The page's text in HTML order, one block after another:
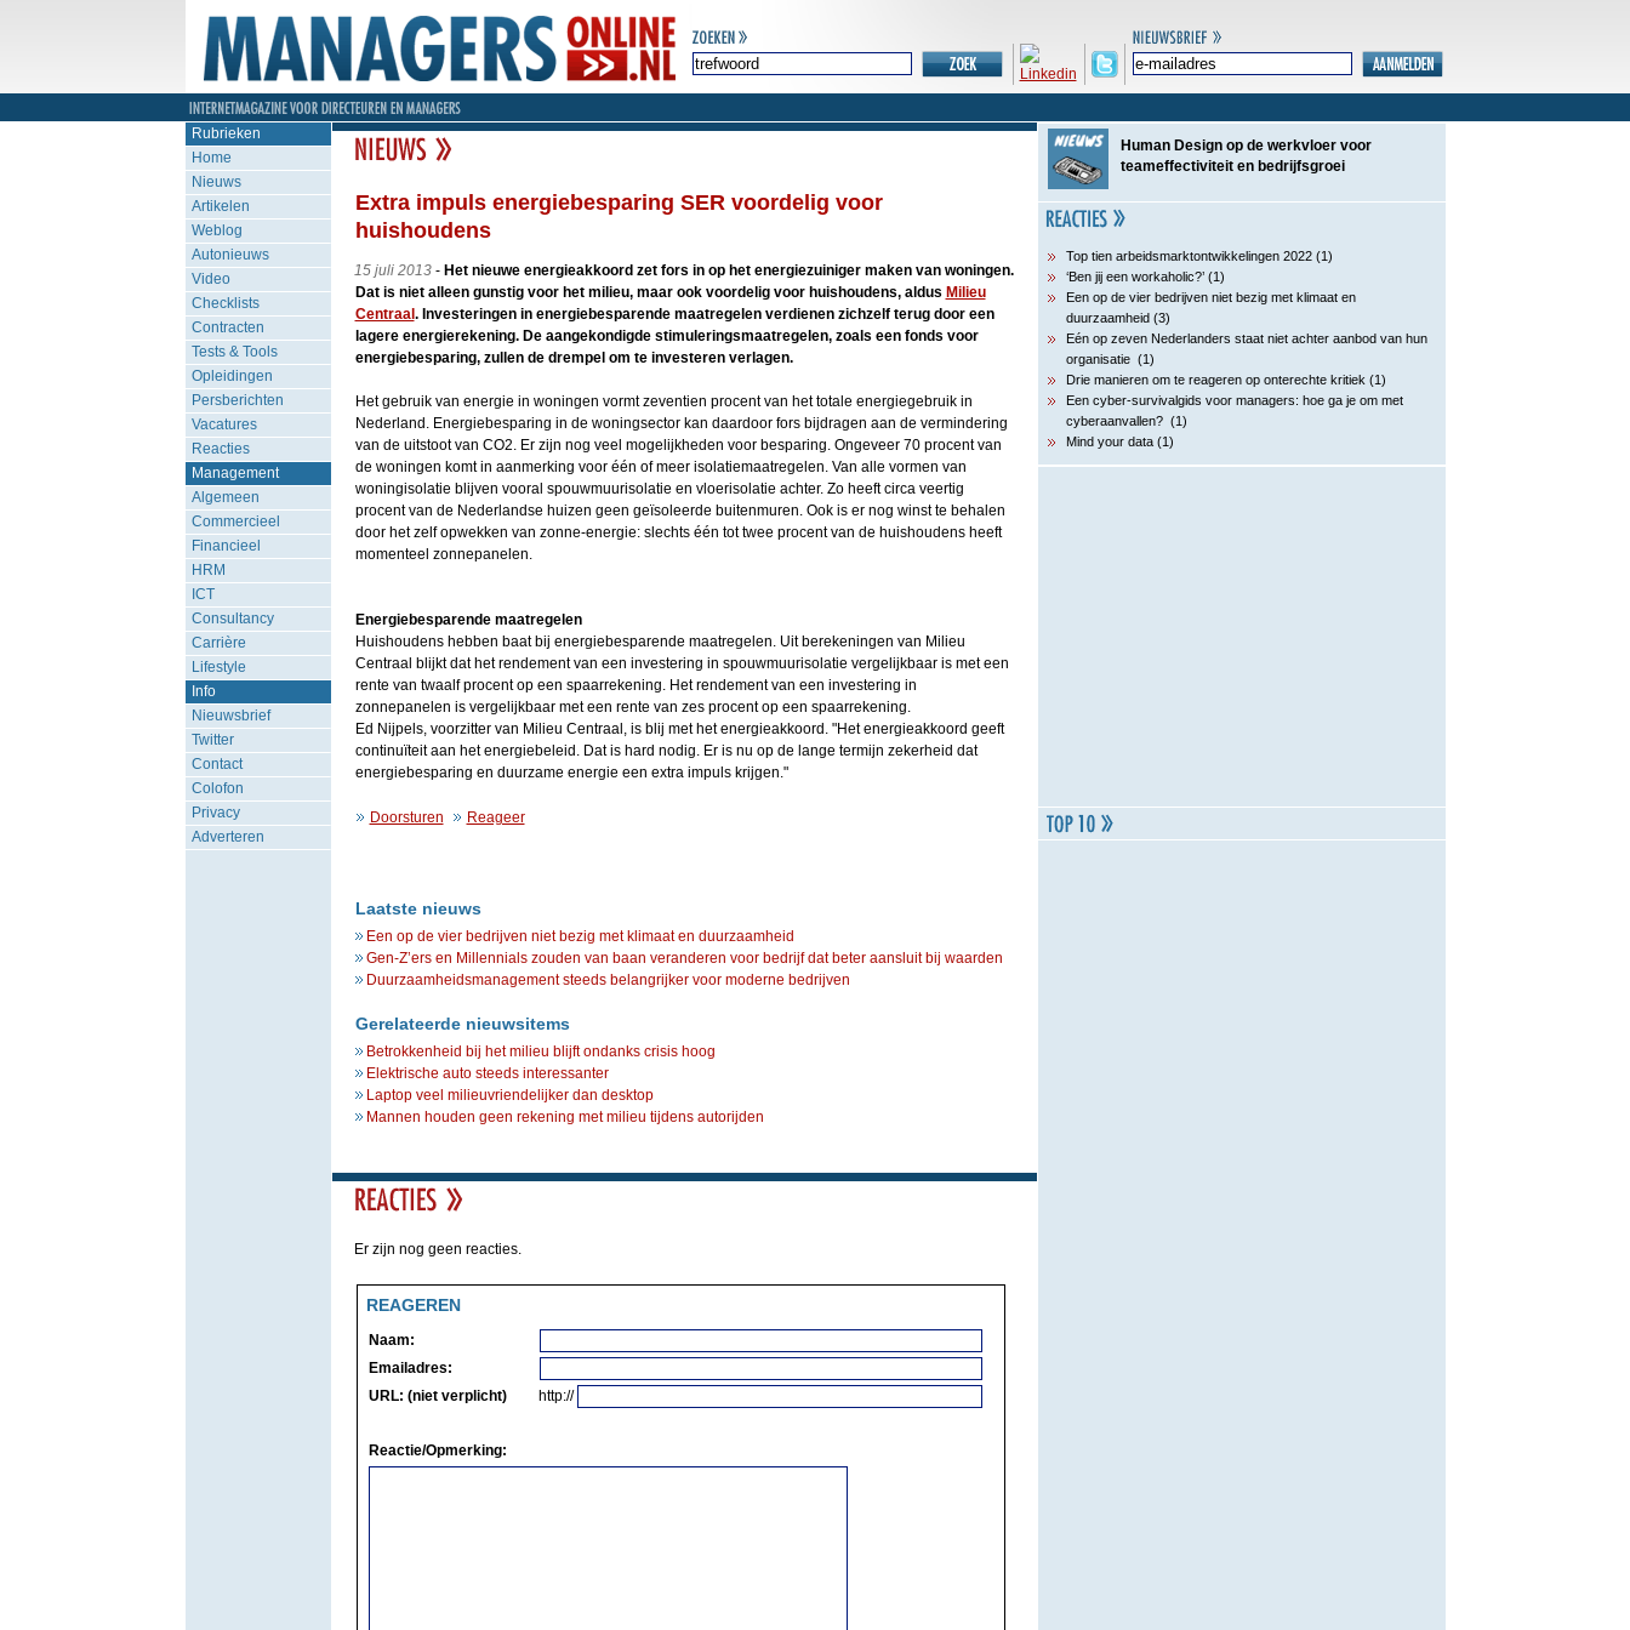
Rubrieken
Home
Nieuws
Artikelen
Weblog
Autonieuws
Video
Checklists
Contracten
Tests & Tools
Opleidingen
Persberichten
Vacatures
Reacties
Management
Algemeen
Commercieel
Financieel
HRM
ICT
Consultancy
Carrière
Lifestyle
Info
Nieuwsbrief
Twitter
Contact
Colofon
Privacy
Adverteren
Extra impuls energiebesparing SER voordelig voor
huishoudens
15 juli 2013- Het nieuwe energieakkoord zet fors in op het energiezuiniger maken van woningen.
Dat is niet alleen gunstig voor het milieu, maar ook voordelig voor huishoudens, aldus Milieu
Centraal . Investeringen in energiebesparende maatregelen verdienen zichzelf terug door een
lagere energierekening. De aangekondigde stimuleringsmaatregelen, zoals een fonds voor
energiebesparing, zullen de drempel om te investeren verlagen.
Het gebruik van energie in woningen vormt zeventien procent van het totale energiegebruik in
Nederland. Energiebesparing in de woningsector kan daardoor fors bijdragen aan de vermindering
van de uitstoot van CO2. Er zijn nog veel mogelijkheden voor besparing. Ongeveer 70 procent van
de woningen komt in aanmerking voor één of meer isolatiemaatregelen. Van alle vormen van
woningisolatie blijven vooral spouwmuurisolatie en vloerisolatie achter. Zo heeft circa veertig
procent van de Nederlandse huizen geen geïsoleerde buitenmuren. Ook is er nog winst te behalen
door het zelf opwekken van zonne-energie: slechts één tot twee procent van de huishoudens heeft
momenteel zonnepanelen.
Energiebesparende maatregelen
Huishoudens hebben baat bij energiebesparende maatregelen. Uit berekeningen van Milieu
Centraal blijkt dat het rendement van een investering in spouwmuurisolatie vergelijkbaar is met een
rente van twaalf procent op een spaarrekening. Het rendement van een investering in
zonnepanelen is vergelijkbaar met een rente van zes procent op een spaarrekening.
Ed Nijpels, voorzitter van Milieu Centraal, is blij met het energieakkoord. "Het energieakkoord geeft
continuïteit aan het energiebeleid. Dat is hard nodig. Er is nu op de lange termijn zekerheid dat
energiebesparing en duurzame energie een extra impuls krijgen."
Doorsturen Reageer
Laatste nieuws
Een op de vier bedrijven niet bezig met klimaat en duurzaamheid
Gen-Z’ers en Millennials zouden van baan veranderen voor bedrijf dat beter aansluit bij waarden
Duurzaamheidsmanagement steeds belangrijker voor moderne bedrijven
Gerelateerde nieuwsitems
Betrokkenheid bij het milieu blijft ondanks crisis hoog
Elektrische auto steeds interessanter
Laptop veel milieuvriendelijker dan desktop
Mannen houden geen rekening met milieu tijdens autorijden
Er zijn nog geen reacties.
REAGEREN
Naam:
Emailadres:
URL: (niet verplicht)
http://
Reactie/Opmerking:
Human Design op de werkvloer voor
teameffectiviteit en bedrijfsgroei
Top tien arbeidsmarktontwikkelingen 2022 (1)
‘Ben jij een workaholic?’ (1)
Een op de vier bedrijven niet bezig met klimaat en
duurzaamheid (3)
Eén op zeven Nederlanders staat niet achter aanbod van hun
organisatie (1)
Drie manieren om te reageren op onterechte kritiek (1)
Een cyber-survivalgids voor managers: hoe ga je om met
cyberaanvallen? (1)
Mind your data (1)